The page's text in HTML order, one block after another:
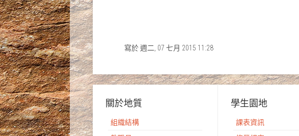
寫於 週二, 07 七月 2015 11:28
關於地質
組織結構
學生園地
課表資訊